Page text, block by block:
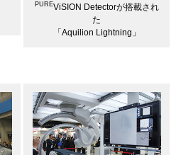
PUREViSION Detectorが搭載され
た
「Aquilion Lightning」